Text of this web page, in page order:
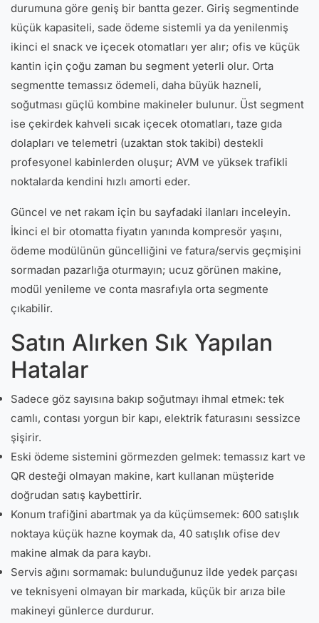
durumuna göre geniş bir bantta gezer. Giriş segmentinde
küçük kapasiteli, sade ödeme sistemli ya da yenilenmiş
ikinci el snack ve içecek otomatları yer alır; ofis ve küçük
kantin için çoğu zaman bu segment yeterli olur. Orta
segmentte temassız ödemeli, daha büyük hazneli,
soğutması güçlü kombine makineler bulunur. Üst segment
ise çekirdek kahveli sıcak içecek otomatları, taze gıda
dolapları ve telemetri (uzaktan stok takibi) destekli
profesyonel kabinlerden oluşur; AVM ve yüksek trafikli
noktalarda kendini hızlı amorti eder.
Güncel ve net rakam için bu sayfadaki ilanları inceleyin.
İkinci el bir otomatta fiyatın yanında kompresör yaşını,
ödeme modülünün güncelliğini ve fatura/servis geçmişini
sormadan pazarlığa oturmayın; ucuz görünen makine,
modül yenileme ve conta masrafıyla orta segmente
çıkabilir.
Satın Alırken Sık Yapılan
Hatalar
Sadece göz sayısına bakıp soğutmayı ihmal etmek: tek
camlı, contası yorgun bir kapı, elektrik faturasını sessizce
şişirir.
Eski ödeme sistemini görmezden gelmek: temassız kart ve
QR desteği olmayan makine, kart kullanan müşteride
doğrudan satış kaybettirir.
Konum trafiğini abartmak ya da küçümsemek: 600 satışlık
noktaya küçük hazne koymak da, 40 satışlık ofise dev
makine almak da para kaybı.
Servis ağını sormamak: bulunduğunuz ilde yedek parçası
ve teknisyeni olmayan bir markada, küçük bir arıza bile
makineyi günlerce durdurur.